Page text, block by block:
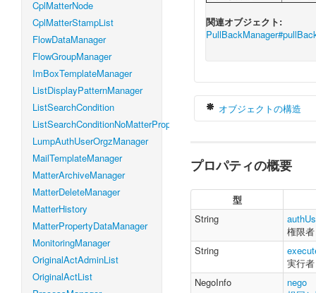
CplMatterNode
CplMatterStampList
FlowDataManager
FlowGroupManager
ImBoxTemplateManager
ListDisplayPatternManager
ListSearchCondition
ListSearchConditionNoMatterProperty
LumpAuthUserOrgzManager
MailTemplateManager
MatterArchiveManager
MatterDeleteManager
MatterHistory
MatterPropertyDataManager
MonitoringManager
OriginalActAdminList
OriginalActList
関連オブジェクト:
オブジェクトの構造
var
}
プロパティの概要
型
String
権限
String
実行
NegoInfo
nego